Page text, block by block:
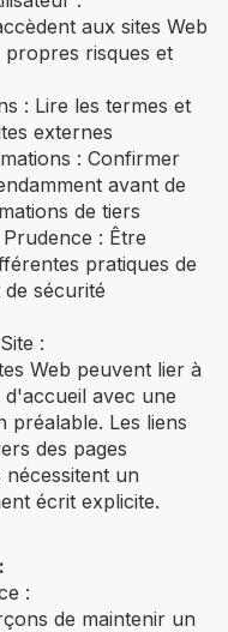
aux sites Web
risques et
: Lire les termes et
externes
: Confirmer
avant de
de tiers
: Être
pratiques de
sécurité
:
Web peuvent lier à
avec une
préalable. Les liens
des pages
nécessitent un
écrit explicite.
:
de maintenir un